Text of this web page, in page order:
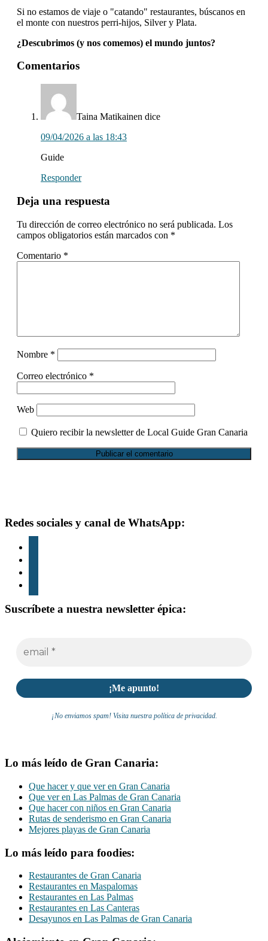
Si no estamos de viaje o "catando" restaurantes, búscanos en
el monte con nuestros perri-hijos, Silver y Plata.
¿Descubrimos (y nos comemos) el mundo juntos?
Interacciones
lectores
Comentarios
Taina Matikainen dice
09/04/2026 a las 18:43
Guide
Responder
Deja una respuesta
Tu dirección de correo electrónico no será publicada. Los
campos obligatorios están marcados con *
Comentario *
Nombre *
Correo electrónico *
Web
Quiero recibir la newsletter de Local Guide Gran Canaria
Footer
Redes sociales y canal de WhatsApp:
Suscríbete a nuestra newsletter épica:
¡No enviamos spam! Visita nuestra política de privacidad.
Lo más leído de Gran Canaria:
Que hacer y que ver en Gran Canaria
Que ver en Las Palmas de Gran Canaria
Que hacer con niños en Gran Canaria
Rutas de senderismo en Gran Canaria
Mejores playas de Gran Canaria
Lo más leído para foodies:
Restaurantes de Gran Canaria
Restaurantes en Maspalomas
Restaurantes en Las Palmas
Restaurantes en Las Canteras
Desayunos en Las Palmas de Gran Canaria